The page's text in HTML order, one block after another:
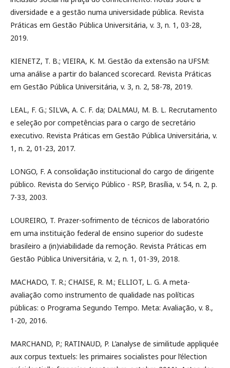
diversidade e a gestão numa universidade pública. Revista
Práticas em Gestão Pública Universitária, v. 3, n. 1, 03-28,
2019.
KIENETZ, T. B.; VIEIRA, K. M. Gestão da extensão na UFSM:
uma análise a partir do balanced scorecard. Revista Práticas
em Gestão Pública Universitária, v. 3, n. 2, 58-78, 2019.
LEAL, F. G.; SILVA, A. C. F. da; DALMAU, M. B. L. Recrutamento
e seleção por competências para o cargo de secretário
executivo. Revista Práticas em Gestão Pública Universitária, v.
1, n. 2, 01-23, 2017.
LONGO, F. A consolidação institucional do cargo de dirigente
público. Revista do Serviço Público - RSP, Brasília, v. 54, n. 2, p.
7-33, 2003.
LOUREIRO, T. Prazer-sofrimento de técnicos de laboratório
em uma instituição federal de ensino superior do sudeste
brasileiro a (in)viabilidade da remoção. Revista Práticas em
Gestão Pública Universitária, v. 2, n. 1, 01-39, 2018.
MACHADO, T. R.; CHAISE, R. M.; ELLIOT, L. G. A meta-
avaliação como instrumento de qualidade nas políticas
públicas: o Programa Segundo Tempo. Meta: Avaliação, v. 8.,
1-20, 2016.
MARCHAND, P.; RATINAUD, P. L’analyse de similitude appliquée
aux corpus textuels: les primaires socialistes pour l’élection